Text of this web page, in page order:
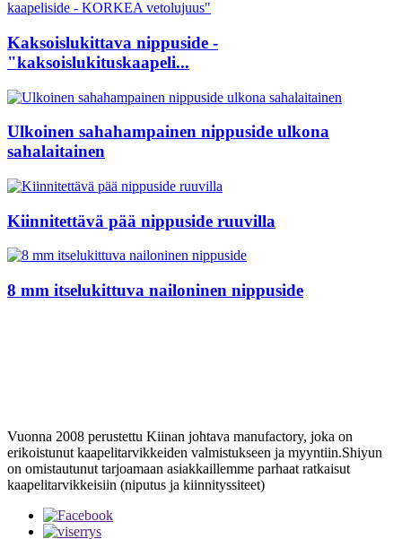
Kaksoislukittava nippuside -
"kaksoislukituskaapeli...
Ulkoinen sahahampainen nippuside ulkona
sahalaitainen
Kiinnitettävä pää nippuside ruuvilla
8 mm itselukittuva nailoninen nippuside
Vuonna 2008 perustettu Kiinan johtava manufactory, joka on
erikoistunut kaapelitarvikkeiden valmistukseen ja myyntiin.Shiyun
on omistautunut tarjoamaan asiakkaillemme parhaat ratkaisut
kaapelitarvikkeisiin (niputus ja kiinnityssiteet)